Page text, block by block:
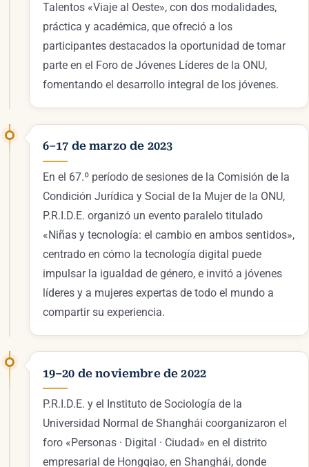
Talentos «Viaje al Oeste», con dos modalidades,
práctica y académica, que ofreció a los
participantes destacados la oportunidad de tomar
parte en el Foro de Jóvenes Líderes de la ONU,
fomentando el desarrollo integral de los jóvenes.
6–17 de marzo de 2023
En el 67.º período de sesiones de la Comisión de la
Condición Jurídica y Social de la Mujer de la ONU,
P.R.I.D.E. organizó un evento paralelo titulado
«Niñas y tecnología: el cambio en ambos sentidos»,
centrado en cómo la tecnología digital puede
impulsar la igualdad de género, e invitó a jóvenes
líderes y a mujeres expertas de todo el mundo a
compartir su experiencia.
19–20 de noviembre de 2022
P.R.I.D.E. y el Instituto de Sociología de la
Universidad Normal de Shanghái coorganizaron el
foro «Personas · Digital · Ciudad» en el distrito
empresarial de Hongqiao, en Shanghái, donde